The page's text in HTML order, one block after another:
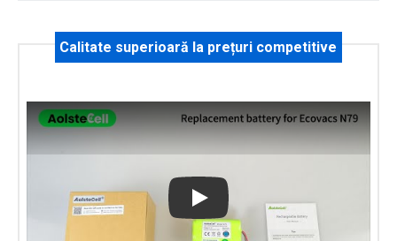
Calitate superioară la prețuri competitive